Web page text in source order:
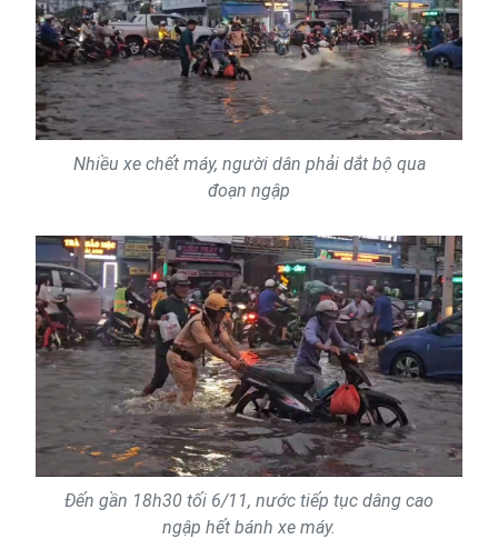
Nhiều xe chết máy, người dân phải dắt bộ qua
đoạn ngập
Đến gần 18h30 tối 6/11, nước tiếp tục dâng cao
ngập hết bánh xe máy.